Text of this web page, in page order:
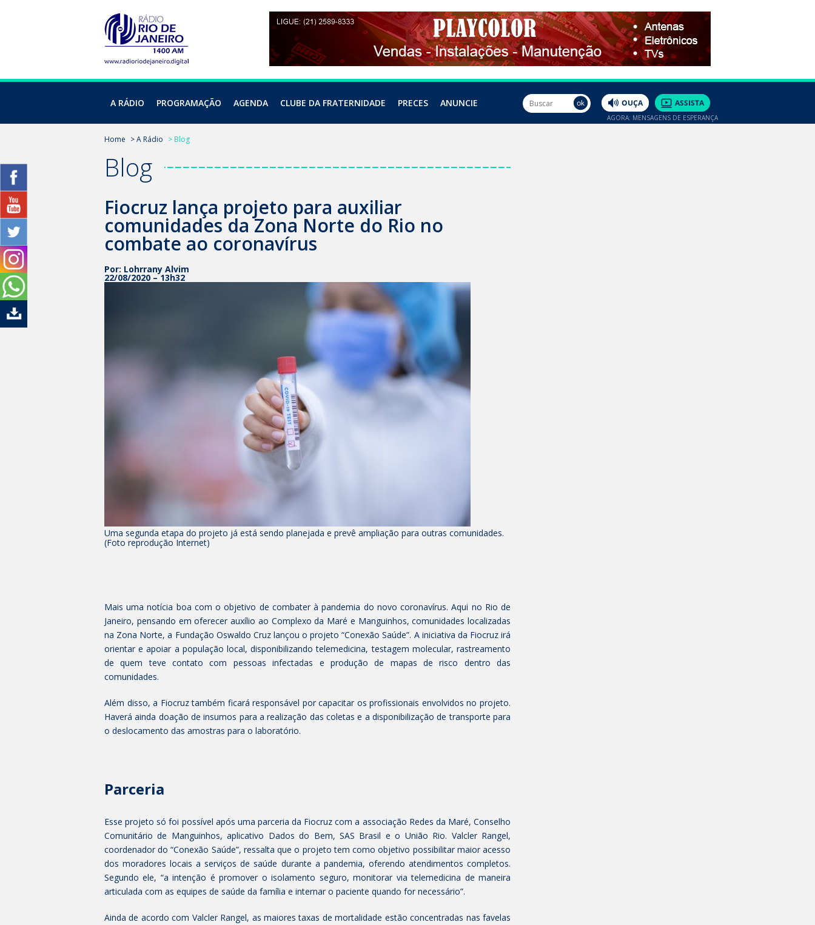
A RÁDIO PROGRAMAÇÃO AGENDA CLUBE DA FRATERNIDADE PRECES ANUNCIE
AGORA: MENSAGENS DE ESPERANÇA
Home > A Rádio > Blog
Blog
Fiocruz lança projeto para auxiliar
comunidades da Zona Norte do Rio no
combate ao coronavírus
Por: Lohrrany Alvim
22/08/2020 – 13h32
Uma segunda etapa do projeto já está sendo planejada e prevê ampliação para outras comunidades.
(Foto reprodução Internet)
Mais uma notícia boa com o objetivo de combater à pandemia do novo coronavírus. Aqui no Rio de
Janeiro, pensando em oferecer auxílio ao Complexo da Maré e Manguinhos, comunidades localizadas
na Zona Norte, a Fundação Oswaldo Cruz lançou o projeto “Conexão Saúde”. A iniciativa da Fiocruz irá
orientar e apoiar a população local, disponibilizando telemedicina, testagem molecular, rastreamento
de quem teve contato com pessoas infectadas e produção de mapas de risco dentro das
comunidades.
Além disso, a Fiocruz também ficará responsável por capacitar os profissionais envolvidos no projeto.
Haverá ainda doação de insumos para a realização das coletas e a disponibilização de transporte para
o deslocamento das amostras para o laboratório.
Parceria
Esse projeto só foi possível após uma parceria da Fiocruz com a associação Redes da Maré, Conselho
Comunitário de Manguinhos, aplicativo Dados do Bem, SAS Brasil e o União Rio. Valcler Rangel,
coordenador do “Conexão Saúde”, ressalta que o projeto tem como objetivo possibilitar maior acesso
dos moradores locais a serviços de saúde durante a pandemia, oferendo atendimentos completos.
Segundo ele, “a intenção é promover o isolamento seguro, monitorar via telemedicina de maneira
articulada com as equipes de saúde da família e internar o paciente quando for necessário”.
Ainda de acordo com Valcler Rangel, as maiores taxas de mortalidade estão concentradas nas favelas